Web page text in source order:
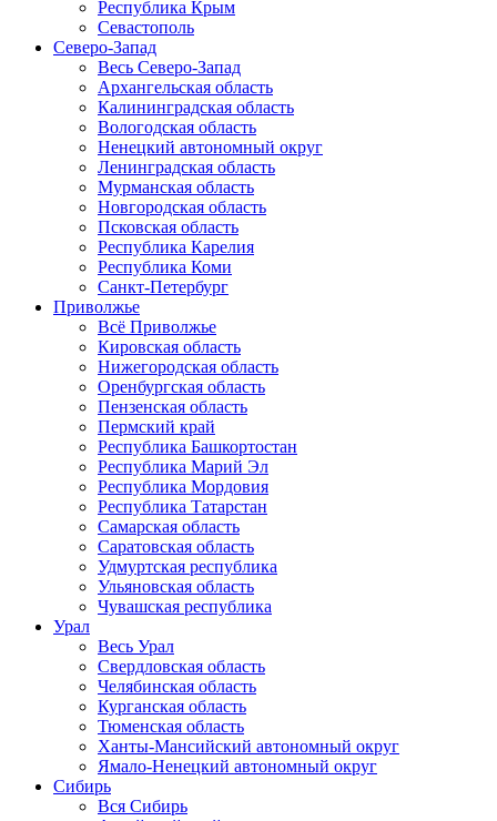
Республика Крым
Севастополь
Северо-Запад
Весь Северо-Запад
Архангельская область
Калининградская область
Вологодская область
Ненецкий автономный округ
Ленинградская область
Мурманская область
Новгородская область
Псковская область
Республика Карелия
Республика Коми
Санкт-Петербург
Приволжье
Всё Приволжье
Кировская область
Нижегородская область
Оренбургская область
Пензенская область
Пермский край
Республика Башкортостан
Республика Марий Эл
Республика Мордовия
Республика Татарстан
Самарская область
Саратовская область
Удмуртская республика
Ульяновская область
Чувашская республика
Урал
Весь Урал
Свердловская область
Челябинская область
Курганская область
Тюменская область
Ханты-Мансийский автономный округ
Ямало-Ненецкий автономный округ
Сибирь
Вся Сибирь